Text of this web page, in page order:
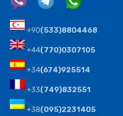
+90(533)8804468
+44(770)0307105
+34(674)925514
+33(749)832551
+38(095)2231405